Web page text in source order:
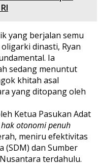
yang berjalan semu
dinasti, Ryan
Ia
sedang menuntut
khitah asal
yang ditopang oleh
Ketua Pasukan Adat
hak otonomi penuh
meniru efektivitas
(SDM) dan Sumber
terdahulu.